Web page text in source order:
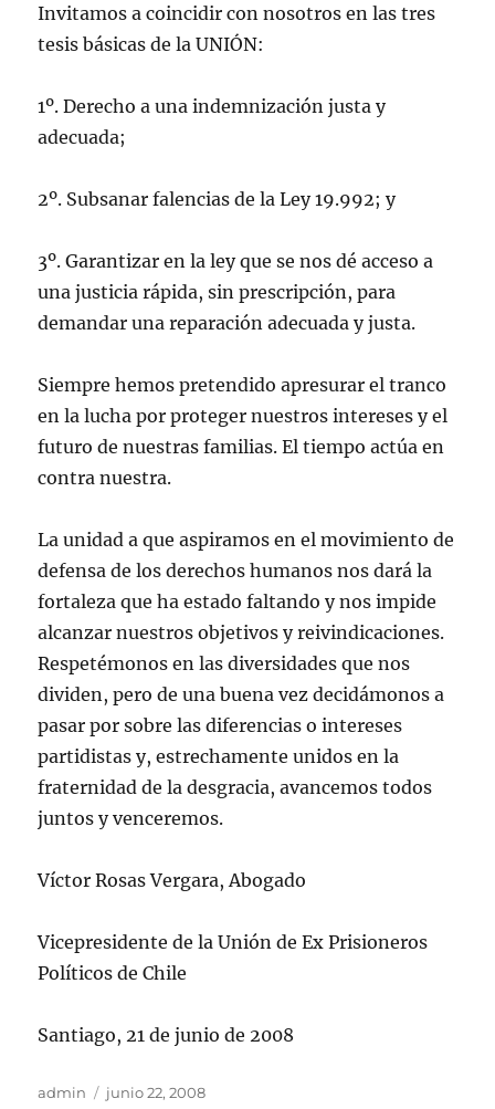
Invitamos a coincidir con nosotros en las tres
tesis básicas de la UNIÓN:
1º. Derecho a una indemnización justa y
adecuada;
2º. Subsanar falencias de la Ley 19.992; y
3º. Garantizar en la ley que se nos dé acceso a
una justicia rápida, sin prescripción, para
demandar una reparación adecuada y justa.
Siempre hemos pretendido apresurar el tranco
en la lucha por proteger nuestros intereses y el
futuro de nuestras familias. El tiempo actúa en
contra nuestra.
La unidad a que aspiramos en el movimiento de
defensa de los derechos humanos nos dará la
fortaleza que ha estado faltando y nos impide
alcanzar nuestros objetivos y reivindicaciones.
Respetémonos en las diversidades que nos
dividen, pero de una buena vez decidámonos a
pasar por sobre las diferencias o intereses
partidistas y, estrechamente unidos en la
fraternidad de la desgracia, avancemos todos
juntos y venceremos.
Víctor Rosas Vergara, Abogado
Vicepresidente de la Unión de Ex Prisioneros
Políticos de Chile
Santiago, 21 de junio de 2008
Autor
admin
Publicado
junio 22, 2008